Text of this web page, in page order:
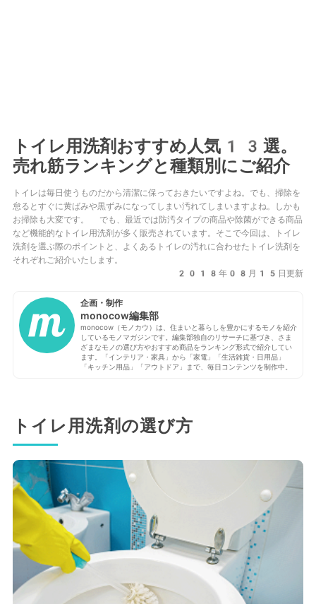
トイレ用洗剤おすすめ人気13選。
売れ筋ランキングと種類別にご紹介
トイレは毎日使うものだから清潔に保っておきたいですよね。でも、掃除を
怠るとすぐに黄ばみや黒ずみになってしまい汚れてしまいますよね。しかも
お掃除も大変です。 でも、最近では防汚タイプの商品や除菌ができる商品
など機能的なトイレ用洗剤が多く販売されています。そこで今回は、トイレ
洗剤を選ぶ際のポイントと、よくあるトイレの汚れに合わせたトイレ洗剤を
それぞれご紹介いたします。
2018年08月15日更新
企画・制作
monocow編集部
monocow（モノカウ）は、住まいと暮らしを豊かにするモノを紹介
しているモノマガジンです。編集部独自のリサーチに基づき、さま
ざまなモノの選び方やおすすめ商品をランキング形式で紹介してい
ます。「インテリア・家具」から「家電」「生活雑貨・日用品」
「キッチン用品」「アウトドア」まで、毎日コンテンツを制作中。
トイレ用洗剤の選び方